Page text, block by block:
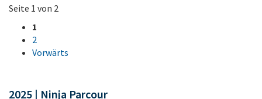
Seite 1 von 2
1
2
Vorwärts
2025 | Ninja Parcour